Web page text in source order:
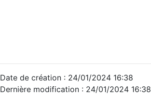
Date de création : 24/01/2024 16:38
Dernière modification : 24/01/2024 16:38